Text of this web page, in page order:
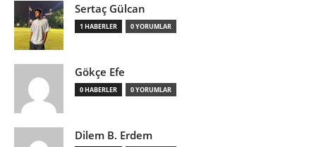
Sertaç Gülcan
1 HABERLER 0 YORUMLAR
Gökçe Efe
0 HABERLER 0 YORUMLAR
Dilem B. Erdem